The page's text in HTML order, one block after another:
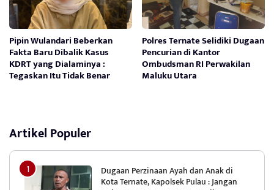
Pipin Wulandari Beberkan
Fakta Baru Dibalik Kasus
KDRT yang Dialaminya :
Tegaskan Itu Tidak Benar
Polres Ternate Selidiki Dugaan
Pencurian di Kantor
Ombudsman RI Perwakilan
Maluku Utara
Artikel Populer
Dugaan Perzinaan Ayah dan Anak di
Kota Ternate, Kapolsek Pulau : Jangan